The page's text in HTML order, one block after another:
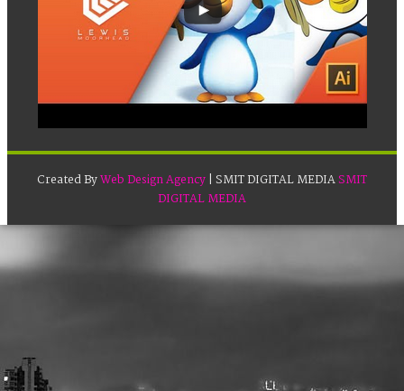
Created ByWeb Design Agency| SMIT DIGITAL MEDIASMIT
DIGITAL MEDIA